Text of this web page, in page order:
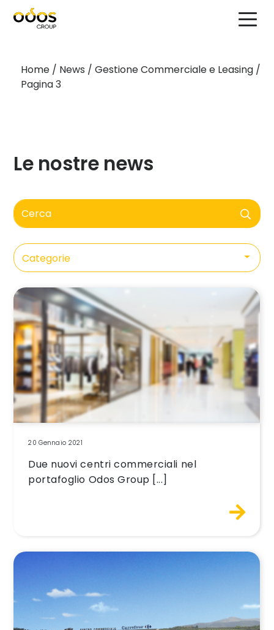
Home / News /Gestione Commerciale e Leasing /
Pagina 3
Le nostre news
20 Gennaio 2021
Due nuovi centri commerciali nel
portafoglio Odos Group [...]
Cerca
Categorie